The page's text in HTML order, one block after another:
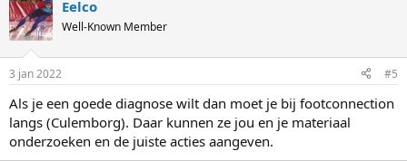
Eelco
Well-Known Member
3 jan 2022 #5
Als je een goede diagnose wilt dan moet je bij footconnection
langs (Culemborg). Daar kunnen ze jou en je materiaal
onderzoeken en de juiste acties aangeven.